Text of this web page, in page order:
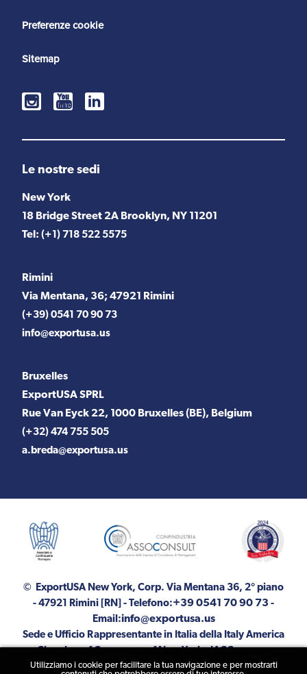
Utilizziamo i cookie per facilitare la tua navigazione e per mostrarti
Preferenze cookie
Sitemap
Le nostre sedi
New York
18 Bridge Street 2A Brooklyn, NY 11201
Tel: (+1) 718 522 5575
Rimini
Via Mentana, 36; 47921 Rimini
(+39) 0541 70 90 73
info@exportusa.us
Bruxelles
ExportUSA SPRL
Rue Van Eyck 22, 1000 Bruxelles (BE), Belgium
(+32) 474 755 505
a.breda@exportusa.us
© ExportUSA New York, Corp. Via Mentana 36, 2° piano
- 47921 Rimini [RN]
- Telefono:+39 0541 70 90 73 -
Email:info@exportusa.us
Sede e Ufficio Rappresentante in Italia della Italy America
ExportUSA